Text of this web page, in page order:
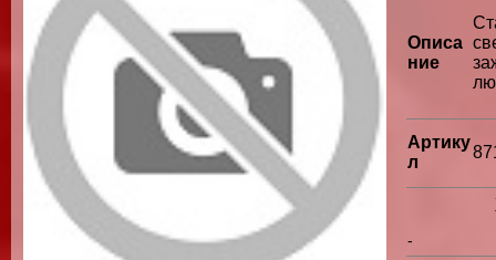
Описа
ние
Артику
л
-